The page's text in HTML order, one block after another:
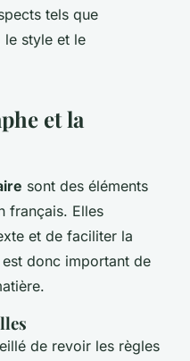
tels que
style et le
et la
sont des éléments
français. Elles
et de faciliter la
donc important de
de revoir les règles